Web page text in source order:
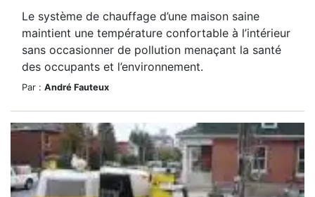
Le système de chauffage d’une maison saine
maintient une température confortable à l’intérieur
sans occasionner de pollution menaçant la santé
des occupants et l’environnement.
Par : André Fauteux